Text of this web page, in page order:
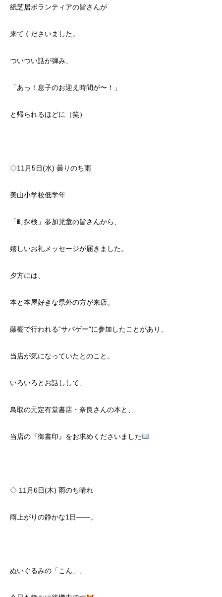
紙芝居ボランティアの皆さんが
来てくださいました。
ついつい話が弾み、
「あっ！息子のお迎え時間が〜！」
と帰られるほどに（笑）
◇11月5日(水) 曇りのち雨
美山小学校低学年
「町探検」参加児童の皆さんから、
嬉しいお礼メッセージが届きました。
夕方には、
本と本屋好きな県外の方が来店。
藤棚で行われる“サバゲー”に参加したことがあり、
当店が気になっていたとのこと。
いろいろとお話しして、
鳥取の元定有堂書店・奈良さんの本と、
当店の『御書印』をお求めくださいました
◇ 11月6日(木) 雨のち晴れ
雨上がりの静かな1日――。
ぬいぐるみの「こん」、